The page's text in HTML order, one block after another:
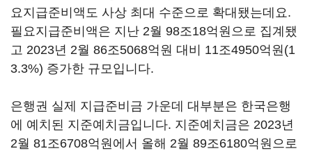
요지급준비액도 사상 최대 수준으로 확대됐는데요.
필요지급준비액은 지난 2월 98조18억원으로 집계됐
고 2023년 2월 86조5068억원 대비 11조4950억원(1
3.3%) 증가한 규모입니다.
은행권 실제 지급준비금 가운데 대부분은 한국은행
에 예치된 지준예치금입니다. 지준예치금은 2023년
2월 81조6708억원에서 올해 2월 89조6180억원으로